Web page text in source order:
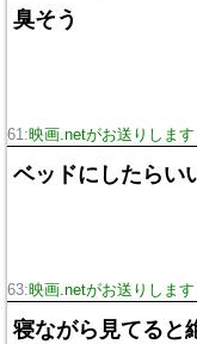
臭そう
61:映画.netがお送りします
ベッドにしたらい
63:映画.netがお送りします
寝ながら見てると